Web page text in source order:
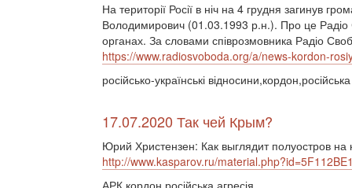
На території Росії в ніч на 4 грудня загинув
Володимирович (01.03.1993 р.н.). Про це
органах. За словами співрозмовника Радіо
https://www.radiosvoboda.org/a/news-kordon-
російсько-українські
17.07.2020 Так чей Крым?
Юрий Христензен: Как выглядит полуостров
http://www.kasparov.ru/
АРК,кордон,російська агресія